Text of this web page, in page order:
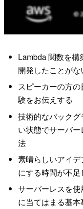
Lambda 関数を
開発したことが
スピーカーの方
験をお伝えする
技術的なバック
い状態でサーバ
法
素晴らしいアイ
にする時間が不足
サーバーレスを
に当てはまる基